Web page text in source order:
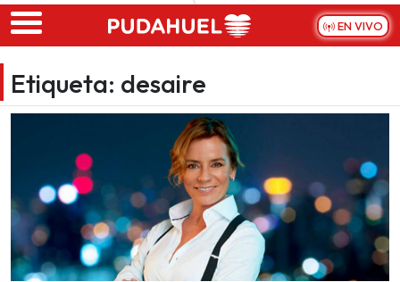
Skip to main content
EN VIVO
Etiqueta: desaire